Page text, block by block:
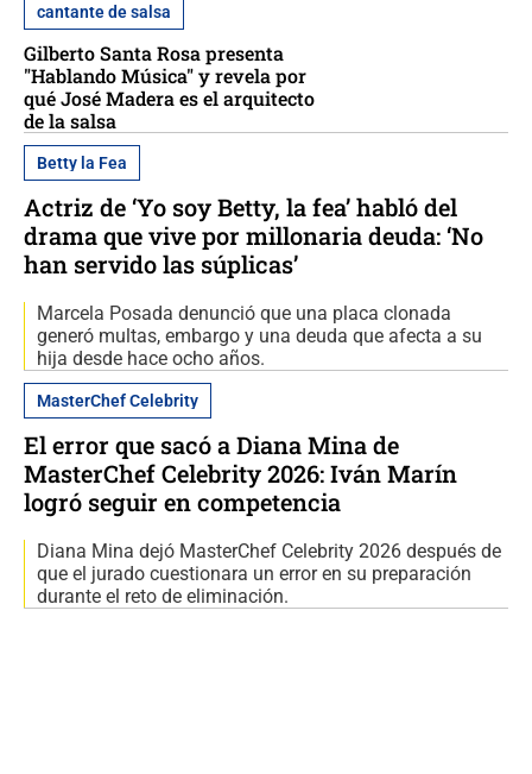
cantante de salsa
Gilberto Santa Rosa presenta
"Hablando Música" y revela por
qué José Madera es el arquitecto
de la salsa
Betty la Fea
Actriz de ‘Yo soy Betty, la fea’ habló del
drama que vive por millonaria deuda: ‘No
han servido las súplicas’
Marcela Posada denunció que una placa clonada
generó multas, embargo y una deuda que afecta a su
hija desde hace ocho años.
MasterChef Celebrity
El error que sacó a Diana Mina de
MasterChef Celebrity 2026: Iván Marín
logró seguir en competencia
Diana Mina dejó MasterChef Celebrity 2026 después de
que el jurado cuestionara un error en su preparación
durante el reto de eliminación.